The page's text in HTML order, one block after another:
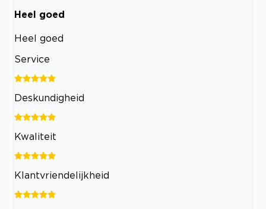
Heel goed
Heel goed
Service
Deskundigheid
Kwaliteit
Klantvriendelijkheid